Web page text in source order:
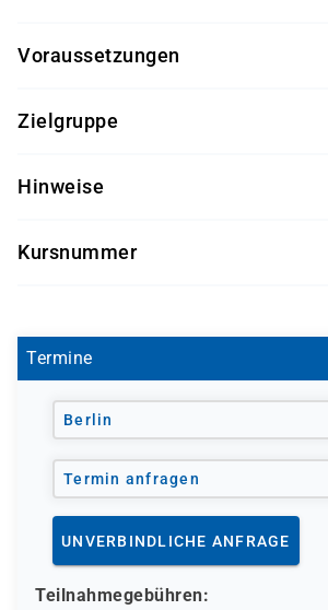
Voraussetzungen
Grundkenntnisse in SQL und
Datenbanken
Reports/Dashboards)
Vorteil, aber nicht zwingend
Zielgruppe
Datenanalysten und
mit Azure umsetzen möchten
Hinweise
Kursnummer
Termine
Berlin
Termin anfragen
UNVERBINDLICHE ANFRAGE
Teilnahmegebühren: